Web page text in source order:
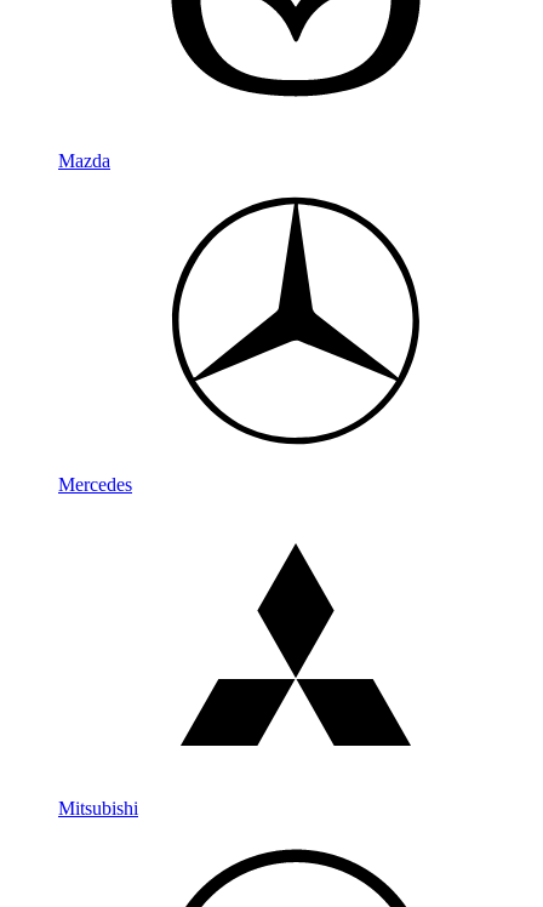
Mazda
Mercedes
Mitsubishi